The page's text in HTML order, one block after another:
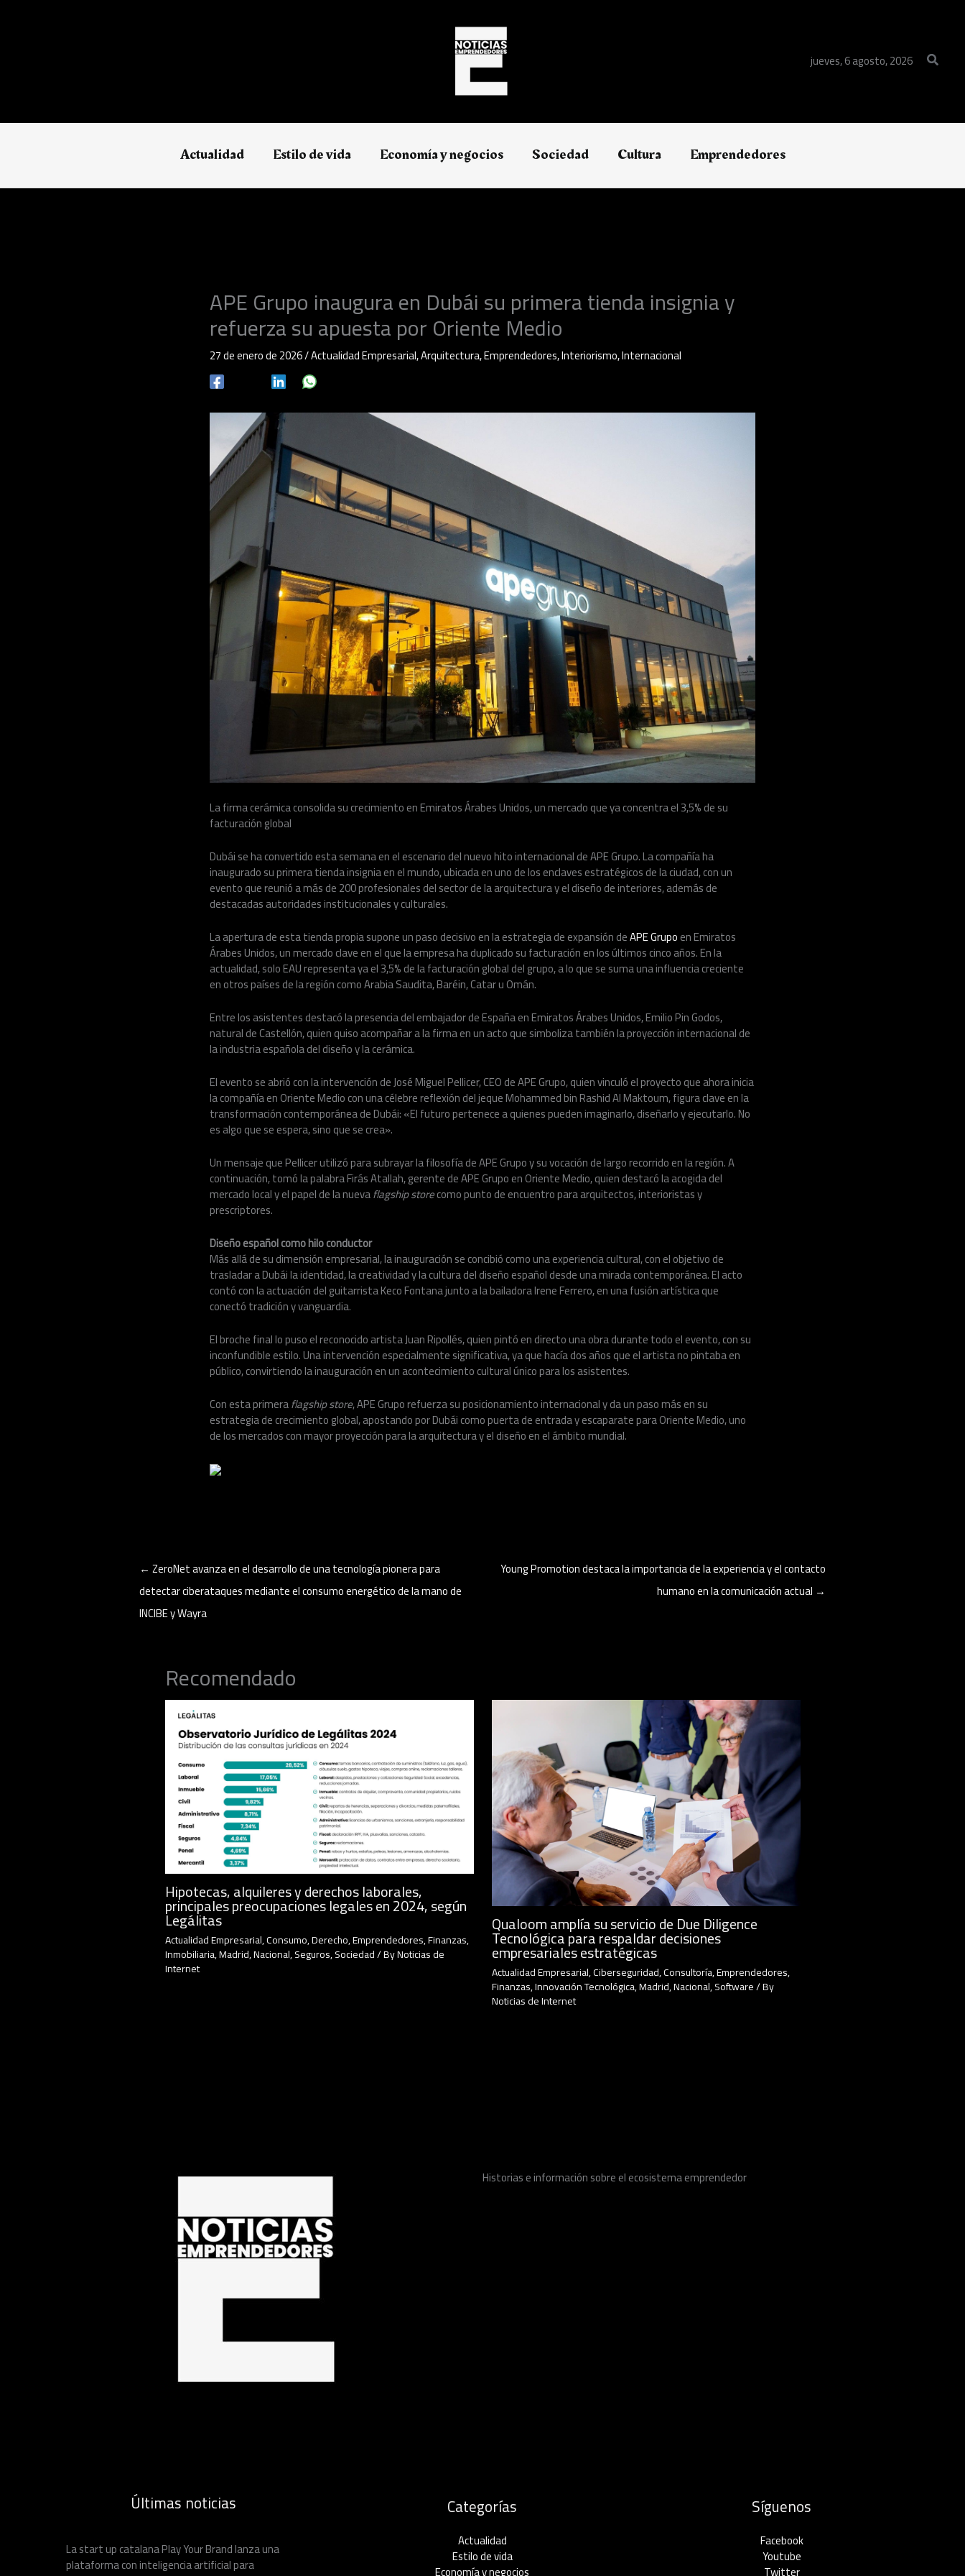
jueves, 6 agosto, 2026
Buscar
Actualidad Estilo de vida Economía y negocios​ Sociedad Cultura Emprendedores
APE Grupo inaugura en Dubái su primera tienda insignia y
refuerza su apuesta por Oriente Medio
27 de enero de 2026/Actualidad Empresarial,Arquitectura,Emprendedores,Interiorismo,Internacional
La firma cerámica consolida su crecimiento en Emiratos Árabes Unidos, un mercado que ya concentra el 3,5% de su
facturación global
Dubái se ha convertido esta semana en el escenario del nuevo hito internacional de APE Grupo. La compañía ha
inaugurado su primera tienda insignia en el mundo, ubicada en uno de los enclaves estratégicos de la ciudad, con un
evento que reunió a más de 200 profesionales del sector de la arquitectura y el diseño de interiores, además de
destacadas autoridades institucionales y culturales.
La apertura de esta tienda propia supone un paso decisivo en la estrategia de expansión deAPE Grupoen Emiratos
Árabes Unidos, un mercado clave en el que la empresa ha duplicado su facturación en los últimos cinco años. En la
actualidad, solo EAU representa ya el 3,5% de la facturación global del grupo, a lo que se suma una influencia creciente
en otros países de la región como Arabia Saudita, Baréin, Catar u Omán.
Entre los asistentes destacó la presencia del embajador de España en Emiratos Árabes Unidos, Emilio Pin Godos,
natural de Castellón, quien quiso acompañar a la firma en un acto que simboliza también la proyección internacional de
la industria española del diseño y la cerámica.
El evento se abrió con la intervención de José Miguel Pellicer, CEO de APE Grupo, quien vinculó el proyecto que ahora inicia
la compañía en Oriente Medio con una célebre reflexión del jeque Mohammed bin Rashid Al Maktoum, figura clave en la
transformación contemporánea de Dubái: «El futuro pertenece a quienes pueden imaginarlo, diseñarlo y ejecutarlo. No
es algo que se espera, sino que se crea».
Un mensaje que Pellicer utilizó para subrayar la filosofía de APE Grupo y su vocación de largo recorrido en la región. A
continuación, tomó la palabra Firás Atallah, gerente de APE Grupo en Oriente Medio, quien destacó la acogida del
mercado local y el papel de la nuevaflagship storecomo punto de encuentro para arquitectos, interioristas y
prescriptores.
Diseño español como hilo conductor
Más allá de su dimensión empresarial, la inauguración se concibió como una experiencia cultural, con el objetivo de
trasladar a Dubái la identidad, la creatividad y la cultura del diseño español desde una mirada contemporánea. El acto
contó con la actuación del guitarrista Keco Fontana junto a la bailadora Irene Ferrero, en una fusión artística que
conectó tradición y vanguardia.
El broche final lo puso el reconocido artista Juan Ripollés, quien pintó en directo una obra durante todo el evento, con su
inconfundible estilo. Una intervención especialmente significativa, ya que hacía dos años que el artista no pintaba en
público, convirtiendo la inauguración en un acontecimiento cultural único para los asistentes.
Con esta primeraflagship store, APE Grupo refuerza su posicionamiento internacional y da un paso más en su
estrategia de crecimiento global, apostando por Dubái como puerta de entrada y escaparate para Oriente Medio, uno
de los mercados con mayor proyección para la arquitectura y el diseño en el ámbito mundial.
← ZeroNet avanza en el desarrollo de una tecnología pionera para
detectar ciberataques mediante el consumo energético de la mano de
INCIBE y Wayra
Young Promotion destaca la importancia de la experiencia y el contacto
humano en la comunicación actual →
Recomendado
Hipotecas, alquileres y derechos laborales,
principales preocupaciones legales en 2024, según
Legálitas
Actualidad Empresarial,Consumo,Derecho,Emprendedores,Finanzas,
Inmobiliaria,Madrid,Nacional,Seguros,Sociedad/ ByNoticias de
Internet
Qualoom amplía su servicio de Due Diligence
Tecnológica para respaldar decisiones
empresariales estratégicas
Actualidad Empresarial,Ciberseguridad,Consultoría,Emprendedores,
Finanzas,Innovación Tecnológica,Madrid,Nacional,Software/ By
Noticias de Internet
Historias e información sobre el ecosistema emprendedor
Últimas noticias
La start up catalana Play Your Brand lanza una
plataforma con inteligencia artificial para
Categorías
Actualidad
Estilo de vida
Síguenos
Facebook
Youtube